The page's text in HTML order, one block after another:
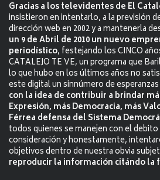
Gracias a los televidentes de El
insistieron en intentarlo, a la previsión
dirección web en 2002 y a mantenerla
un 9 de Abril de 2010 un nuevo
periodístico, festejando los CINCO
CATALEJO TE VE, un programa que
lo que hubo en los últimos años no
este digital un sinnúmero de
con la idea de contribuir a brindar
Expresión, más Democracia, más
Férrea defensa del Sistema
todos quienes se manejen con el
consideración y honestamente,
objetivos dentro de nuestra obvia
reproducir la información citándo la